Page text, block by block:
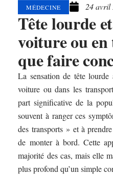
MÉDECINE 24 avril
Tête lourde
voiture ou
que faire
La sensation de tête lourde
voiture ou dans les
part significative de la
souvent à ranger ces
des transports » et à
de monter à bord. Cette
majorité des cas, mais elle
plus profond qu’un simple